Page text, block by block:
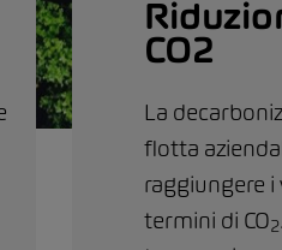
CO2
La
flotta
raggiungere
termini di CO2